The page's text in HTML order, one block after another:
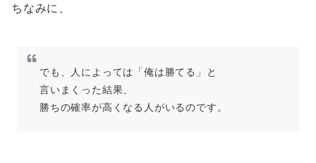
ちなみに、
でも、人によっては「俺は勝てる」と
言いまくった結果、
勝ちの確率が高くなる人がいるのです。